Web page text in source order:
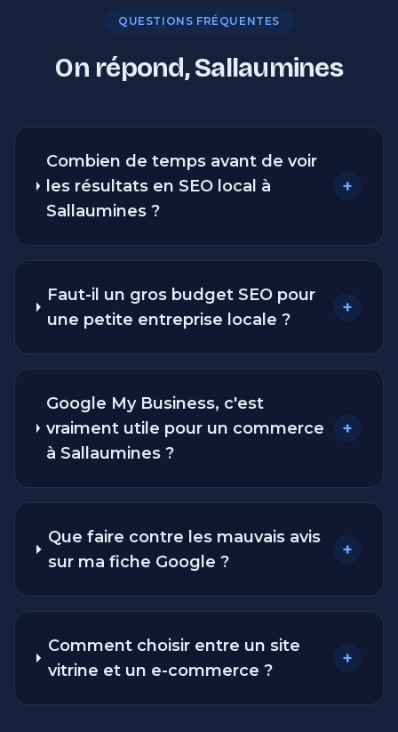
QUESTIONS FRÉQUENTES
On répond, Sallaumines
Combien de temps avant de voir
les résultats en SEO local à
Sallaumines ?
+
Faut-il un gros budget SEO pour
une petite entreprise locale ?
+
Google My Business, c'est
vraiment utile pour un commerce
à Sallaumines ?
+
Que faire contre les mauvais avis
sur ma fiche Google ?
+
Comment choisir entre un site
vitrine et un e-commerce ?
+